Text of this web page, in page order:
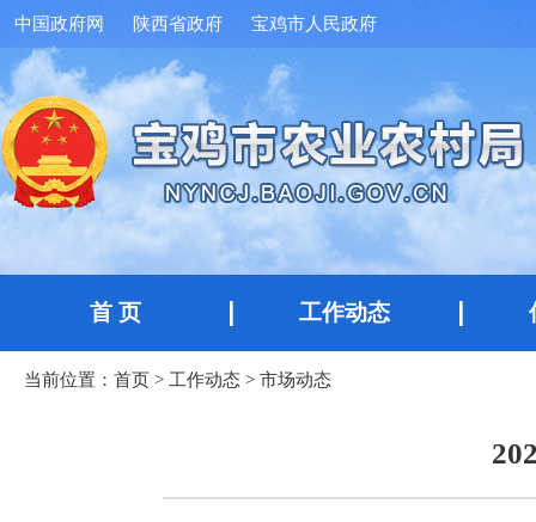
中国政府网 陕西省政府 宝鸡市人民政府
首 页 工作动态
当前位置： 首页 > 工作动态 > 市场动态